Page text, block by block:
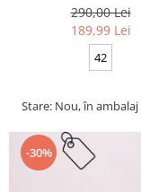
290,00 Lei
189,99 Lei
42
Stare: Nou, în
-30%